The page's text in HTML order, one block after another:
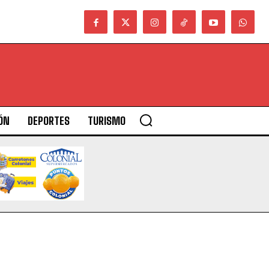
DEPORTES TURISMO